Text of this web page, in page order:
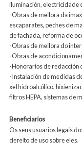
iluminación, electricidade
-Obras de mellora da
escaparates, peches de
de fachada, reforma de
-Obras de mellora do
-Obras de
-Honorarios de redacción
-Instalación de medidas
xel hidroalcólico,
filtros HEPA, sistemas de
Beneficiarios
Os seus usuarios legais
dereito de uso sobre eles.